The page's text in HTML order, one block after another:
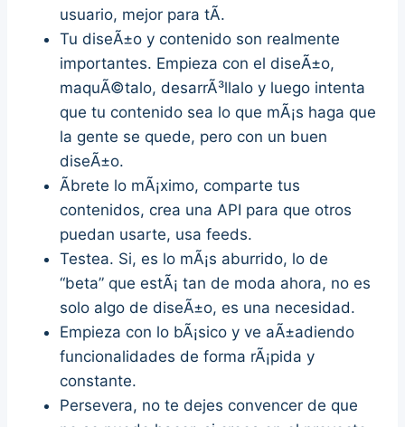
usuario, mejor para tÃ­.
Tu diseÃ±o y contenido son realmente
importantes. Empieza con el diseÃ±o,
maquÃ©talo, desarrÃ³llalo y luego intenta
que tu contenido sea lo que mÃ¡s haga que
la gente se quede, pero con un buen
diseÃ±o.
Ãbrete lo mÃ¡ximo, comparte tus
contenidos, crea una API para que otros
puedan usarte, usa feeds.
Testea. Si, es lo mÃ¡s aburrido, lo de
“beta” que estÃ¡ tan de moda ahora, no es
solo algo de diseÃ±o, es una necesidad.
Empieza con lo bÃ¡sico y ve aÃ±adiendo
funcionalidades de forma rÃ¡pida y
constante.
Persevera, no te dejes convencer de que